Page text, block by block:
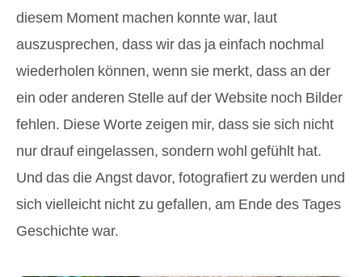
diesem Moment machen konnte war, laut
auszusprechen, dass wir das ja einfach nochmal
wiederholen können, wenn sie merkt, dass an der
ein oder anderen Stelle auf der Website noch Bilder
fehlen. Diese Worte zeigen mir, dass sie sich nicht
nur drauf eingelassen, sondern wohl gefühlt hat.
Und das die Angst davor, fotografiert zu werden und
sich vielleicht nicht zu gefallen, am Ende des Tages
Geschichte war.